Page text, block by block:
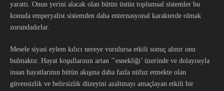
yarattı. Onun yerini alacak olan bütün üstün toplumsal sistemler bu
konuda emperyalist sistemden daha enternasyonal karakterde olmak
zorundadırlar.
Mesele siyasi eylem kılıcı nereye vurulursa etkili sonuç alınır onu
bulmaktır. Hayat koşullarının artan ’’esnekliği’ üzerinde ve dolayısıyla
insan hayatlarının bütün akışına daha fazla nüfuz etmekte olan
güvensizlik ve belirsizlik düzeyini azaltmayı amaçlayan etkili bir